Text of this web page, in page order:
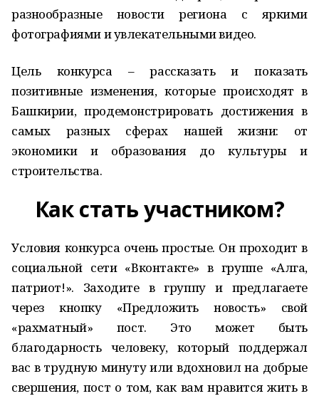
разнообразные новости региона с яркими
фотографиями и увлекательными видео.
Цель конкурса – рассказать и показать
позитивные изменения, которые происходят в
Башкирии, продемонстрировать достижения в
самых разных сферах нашей жизни: от
экономики и образования до культуры и
строительства.
Как стать участником?
Условия конкурса очень простые. Он проходит в
социальной сети «Вконтакте» в группе «Алга,
патриот!». Заходите в группу и предлагаете
через кнопку «Предложить новость» свой
«рахматный» пост. Это может быть
благодарность человеку, который поддержал
вас в трудную минуту или вдохновил на добрые
свершения, пост о том, как вам нравится жить в